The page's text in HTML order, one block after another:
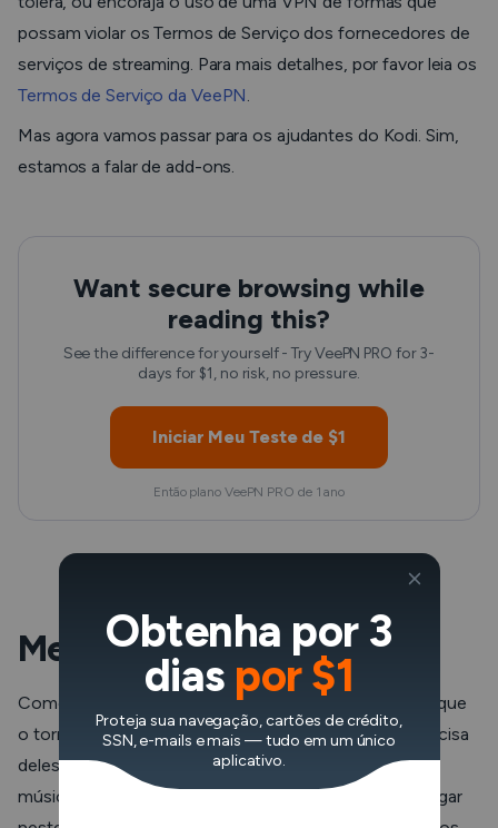
possam violar os Termos de Serviço dos fornecedores de
serviços de streaming. Para mais detalhes, por favor leia os
Termos de Serviço da VeePN.
Mas agora vamos passar para os ajudantes do Kodi. Sim,
estamos a falar de add-ons.
Want secure browsing while
reading this?
See the difference for yourself - Try VeePN PRO for 3-
days for $1, no risk, no pressure.
Iniciar Meu Teste de $1
Então plano VeePN PRO de 1 ano
Melhores add-ons Kodi
Como já foi referido, o Kodi está vazio por defeito. O que
o torna fantástico são osmuitos add-ons. E você precisa
deles basicamente para tudo – para ver filmes, ouvir
música, podcasts ou fazer qualquer outra coisa. Navegar
Obtenha por 3
dias por $1
Proteja sua navegação, cartões de crédito,
SSN, e-mails e mais — tudo em um único
aplicativo.